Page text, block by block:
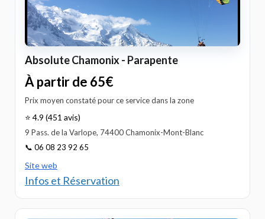
Absolute Chamonix - Parapente
À partir de 65€
Prix moyen constaté pour ce service dans la zone
⭐ 4.9 (451 avis)
9 Pass. de la Varlope, 74400 Chamonix-Mont-Blanc
📞 06 08 23 92 65
Site web
Infos et Réservation